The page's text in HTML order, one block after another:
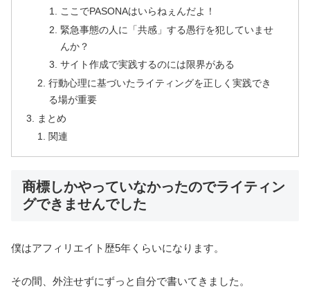
ここでPASONAはいらねぇんだよ！
緊急事態の人に「共感」する愚行を犯していませ
んか？
サイト作成で実践するのには限界がある
行動心理に基づいたライティングを正しく実践でき
る場が重要
まとめ
関連
商標しかやっていなかったのでライティン
グできませんでした
僕はアフィリエイト歴5年くらいになります。
その間、外注せずにずっと自分で書いてきました。